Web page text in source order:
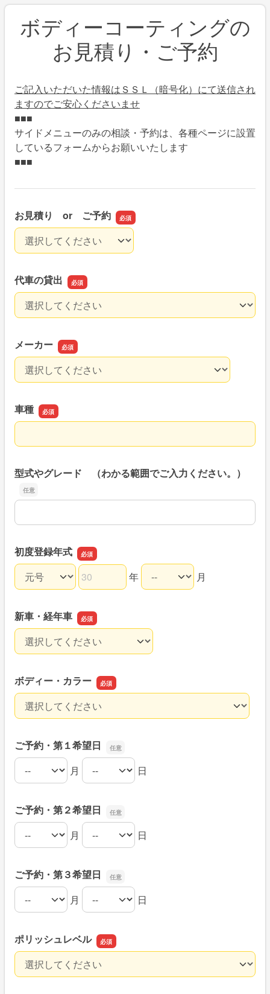
ボディーコーティングの
お見積り・ご予約
ご記入いただいた情報はＳＳＬ（暗号化）にて送信され
ますのでご安心くださいませ
■■■
サイドメニューのみの相談・予約は、各種ページに設置
しているフォームからお願いいたします
■■■
お見積り or ご予約
お見積り or ご予約
代車の貸出
代車の貸出
メーカー
メーカー
車種
車種
型式やグレード （わかる範囲でご入力ください。）
型式やグレード （わかる範囲でご入力ください。）
初度登録年式
初度登録年式の和暦
初度登録年式の年 年
初度登録年式の月 月
新車・経年車
新車・経年車
ボディー・カラー
ボディー・カラー
ご予約・第１希望日
ご予約・第１希望日の月
月
ご予約・第１希望日の日 日
ご予約・第２希望日
ご予約・第２希望日の月
月
ご予約・第２希望日の日 日
ご予約・第３希望日
ご予約・第３希望日の月
月
ご予約・第３希望日の日 日
ポリッシュレベル
ポリッシュレベル